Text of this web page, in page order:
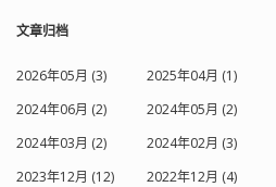
文章归档
2026年05月 (3) 2025年04月 (1)
2024年06月 (2)
2024年05月 (2)
2024年03月 (2)
2024年02月 (3)
2023年12月 (12)
2022年12月 (4)